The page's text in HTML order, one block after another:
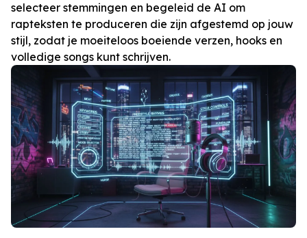
selecteer stemmingen en begeleid de AI om
rapteksten te produceren die zijn afgestemd op jouw
stijl, zodat je moeiteloos boeiende verzen, hooks en
volledige songs kunt schrijven.